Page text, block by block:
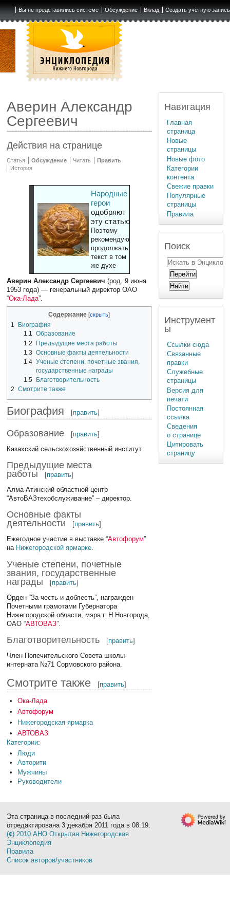
Вы не представились системе Обсуждение Вклад Создать учётную запись
Аверин Александр
Сергеевич
Действия на странице
Статья Обсуждение Читать
Править
История
Народные
герои
одобряют
эту статью
Поэтому
рекомендуют
продолжать
текст в том
же духе
Аверин Александр Сергеевич (род. 9 июня
1953 года) — генеральный директор ОАО
“Ока-Лада”.
Содержание
1
Биография
1.1 Образование
1.2
Предыдущие места работы
1.3 Основные факты деятельности
1.4 Ученые степени, почетные звания,
государственные награды
1.5
Благотворительность
2
Смотрите также
Биография [править]
Образование [править]
Казахский сельскохозяйственный институт.
Предыдущие места
работы
[править]
Алма-Атинский областной центр
“АвтоВАЗтехобслуживание” – директор.
Основные факты
деятельности
[править]
Ежегодное участие в выставке “Автофорум”
на Нижегородской ярмарке.
Ученые степени, почетные
звания, государственные
награды
[править]
Орден “За честь и доблесть”, награжден
Почетными грамотами Губернатора
Нижегородской области, мэра г. Н.Новгорода,
ОАО “АВТОВАЗ”.
Благотворительность [править]
Член Попечительского Совета школы-
интерната №71 Сормовского района.
Смотрите также [править]
Ока-Лада
Автофорум
Нижегородская ярмарка
АВТОВАЗ
Категории:
Люди
Авторити
Мужчины
Руководители
Навигация
Главная
страница
Новые
страницы
Новые фото
Категории
контента
Свежие правки
Популярные
страницы
Правила
Поиск
Инструмент
ы
Ссылки сюда
Связанные
правки
Служебные
страницы
Версия для
печати
Постоянная
ссылка
Сведения
о странице
Цитировать
страницу
Эта страница в последний раз была
отредактирована 3 декабря 2011 года в 08:19.
(¢) 2010 АНО Открытая Нижегородская
Энциклопедия
Правила
Список авторов/участников